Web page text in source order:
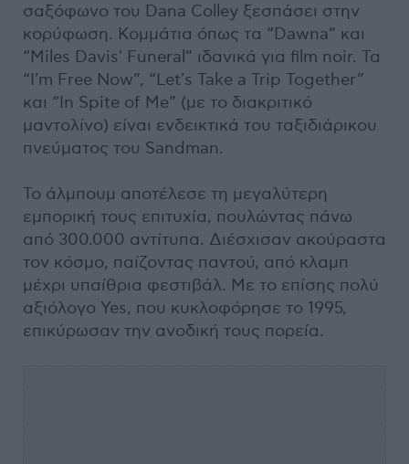
σαξόφωνο του Dana Colley ξεσπάσει στην
κορύφωση. Κομμάτια όπως τα “Dawna” και
“Miles Davis' Funeral” ιδανικά για film noir. Τα
“I'm Free Now”, “Let's Take a Trip Together”
και “In Spite of Me” (με το διακριτικό
μαντολίνο) είναι ενδεικτικά του ταξιδιάρικου
πνεύματος του Sandman.
Το άλμπουμ αποτέλεσε τη μεγαλύτερη
εμπορική τους επιτυχία, πουλώντας πάνω
από 300.000 αντίτυπα. Διέσχισαν ακούραστα
τον κόσμο, παίζοντας παντού, από κλαμπ
μέχρι υπαίθρια φεστιβάλ. Με το επίσης πολύ
αξιόλογο Yes, που κυκλοφόρησε το 1995,
επικύρωσαν την ανοδική τους πορεία.